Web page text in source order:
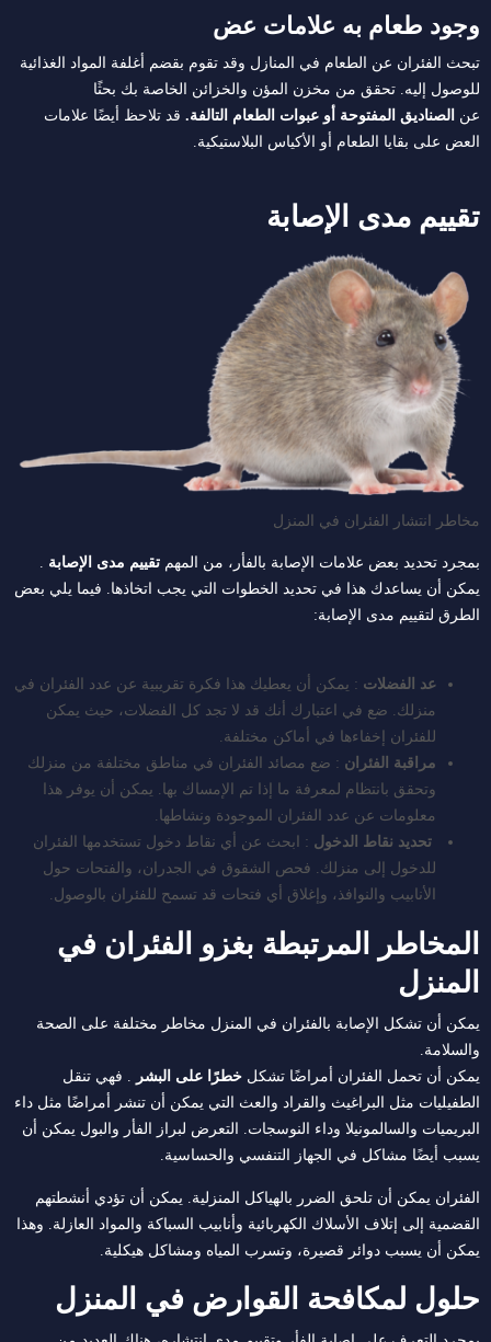
وجود طعام به علامات عض
تبحث الفئران عن الطعام في المنازل وقد تقوم بقضم أغلفة المواد الغذائية
للوصول إليه. تحقق من مخزن المؤن والخزائن الخاصة بك بحثًا
عن الصناديق المفتوحة أو عبوات الطعام التالفة. قد تلاحظ أيضًا علامات
العض على بقايا الطعام أو الأكياس البلاستيكية.
تقييم مدى الإصابة
مخاطر انتشار الفئران في المنزل
بمجرد تحديد بعض علامات الإصابة بالفأر، من المهم تقييم مدى الإصابة .
يمكن أن يساعدك هذا في تحديد الخطوات التي يجب اتخاذها. فيما يلي بعض
الطرق لتقييم مدى الإصابة:
عد الفضلات : يمكن أن يعطيك هذا فكرة تقريبية عن عدد الفئران في
منزلك. ضع في اعتبارك أنك قد لا تجد كل الفضلات، حيث يمكن
للفئران إخفاءها في أماكن مختلفة.
مراقبة الفئران : ضع مصائد الفئران في مناطق مختلفة من منزلك
وتحقق بانتظام لمعرفة ما إذا تم الإمساك بها. يمكن أن يوفر هذا
معلومات عن عدد الفئران الموجودة ونشاطها.
تحديد نقاط الدخول : ابحث عن أي نقاط دخول تستخدمها الفئران
للدخول إلى منزلك. فحص الشقوق في الجدران، والفتحات حول
الأنابيب والنوافذ، وإغلاق أي فتحات قد تسمح للفئران بالوصول.
المخاطر المرتبطة بغزو الفئران في
المنزل
يمكن أن تشكل الإصابة بالفئران في المنزل مخاطر مختلفة على الصحة
والسلامة.
يمكن أن تحمل الفئران أمراضًا تشكل خطرًا على البشر . فهي تنقل
الطفيليات مثل البراغيث والقراد والعث التي يمكن أن تنشر أمراضًا مثل داء
البريميات والسالمونيلا وداء النوسجات. التعرض لبراز الفأر والبول يمكن أن
يسبب أيضًا مشاكل في الجهاز التنفسي والحساسية.
الفئران يمكن أن تلحق الضرر بالهياكل المنزلية. يمكن أن تؤدي أنشطتهم
القضمية إلى إتلاف الأسلاك الكهربائية وأنابيب السباكة والمواد العازلة. وهذا
يمكن أن يسبب دوائر قصيرة، وتسرب المياه ومشاكل هيكلية.
حلول لمكافحة القوارض في المنزل